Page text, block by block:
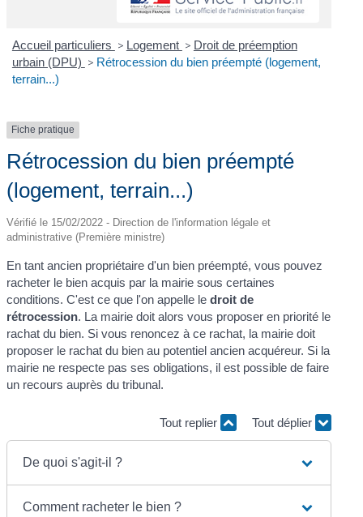
Accueil particuliers > Logement > Droit de préemption
urbain (DPU) > Rétrocession du bien préempté (logement,
terrain...)
Fiche pratique
Rétrocession du bien préempté
(logement, terrain...)
Vérifié le 15/02/2022 - Direction de l'information légale et
administrative (Première ministre)
En tant ancien propriétaire d'un bien préempté, vous pouvez
racheter le bien acquis par la mairie sous certaines
conditions. C'est ce que l'on appelle ledroit de
rétrocession. La mairie doit alors vous proposer en priorité le
rachat du bien. Si vous renoncez à ce rachat, la mairie doit
proposer le rachat du bien au potentiel ancien acquéreur. Si la
mairie ne respecte pas ses obligations, il est possible de faire
un recours auprès du tribunal.
Tout replier Tout déplier
De quoi s'agit-il ?
Comment racheter le bien ?